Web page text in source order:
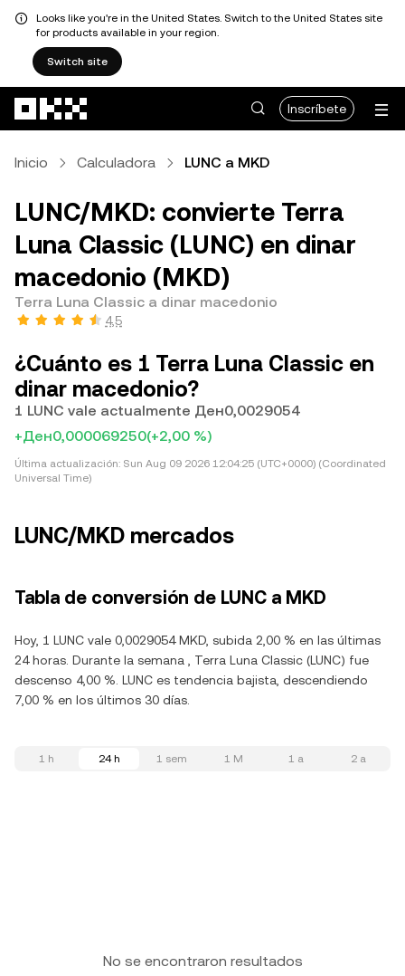
Looks like you're in the United States. Switch to the United States site
for products available in your region.
Switch site
Inscríbete
Inicio Calculadora LUNC a MKD
LUNC/MKD: convierte Terra
Luna Classic (LUNC) en dinar
macedonio (MKD)
Terra Luna Classic a dinar macedonio
4,5
¿Cuánto es 1 Terra Luna Classic en
dinar macedonio?
1 LUNC vale actualmente Ден0,0029054
+Ден0,000069250(+2,00 %)
Última actualización: Sun Aug 09 2026 12:04:25 (UTC+0000) (Coordinated
Universal Time)
LUNC/MKD mercados
Tabla de conversión de LUNC a MKD
Hoy, 1 LUNC vale 0,0029054 MKD, subida 2,00 % en las últimas
24 horas. Durante la semana , Terra Luna Classic (LUNC) fue
descenso 4,00 %. LUNC es tendencia bajista, descendiendo
7,00 % en los últimos 30 días.
1 h 24 h 1 sem 1 M 1 a 2 a
No se encontraron resultados